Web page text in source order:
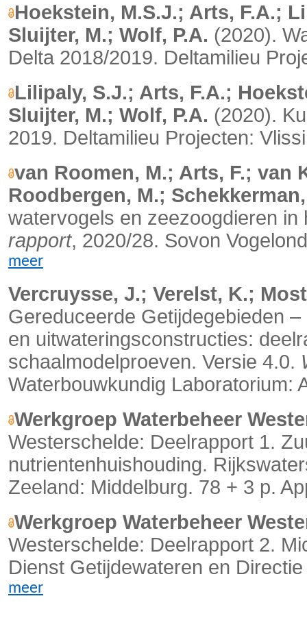
Hoekstein, M.S.J.; Arts, F.A.;
Sluijter, M.; Wolf, P.A. (2020).
Delta 2018/2019. Deltamilieu
Lilipaly, S.J.; Arts, F.A.;
Sluijter, M.; Wolf, P.A. (2020).
2019. Deltamilieu Projecten:
van Roomen, M.; Arts, F.; van
Roodbergen, M.;
watervogels en zeezoogdieren
rapport, 2020/28. Sovon
meer
Vercruysse, J.; Verelst, K.;
Gereduceerde Getijdegebieden
en uitwateringsconstructies:
schaalmodelproeven. Versie 4.0.
Waterbouwkundig Laboratorium:
Werkgroep Waterbeheer
Westerschelde: Deelrapport 1.
nutrientenhuishouding.
Zeeland: Middelburg. 78 + 3 p.
Werkgroep Waterbeheer
Westerschelde: Deelrapport 2.
Dienst Getijdewateren en
meer